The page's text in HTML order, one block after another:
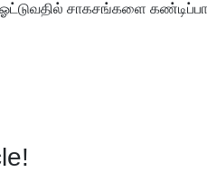
சாகசங்களை